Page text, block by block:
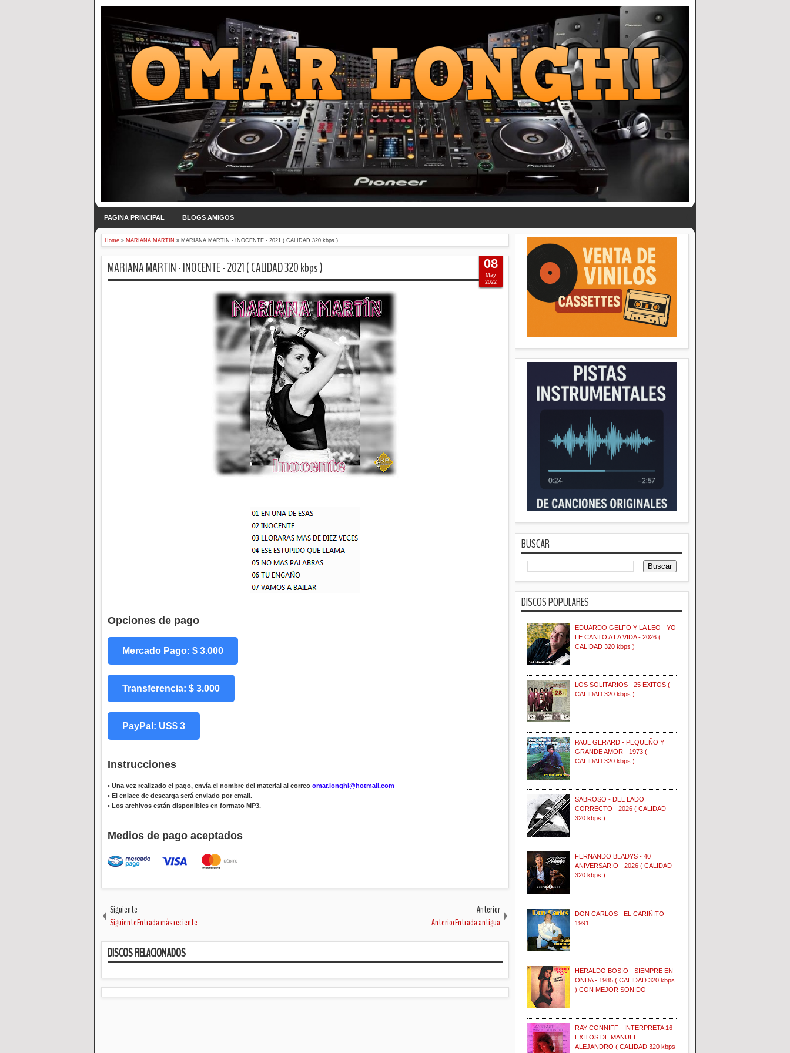
PAGINA PRINCIPAL BLOGS AMIGOS
Home » MARIANA MARTIN » MARIANA MARTIN - INOCENTE - 2021 ( CALIDAD 320 kbps )
MARIANA MARTIN - INOCENTE - 2021 ( CALIDAD 320 kbps )
Opciones de pago
Mercado Pago: $ 3.000
Transferencia: $ 3.000
PayPal: US$ 3
Instrucciones
• Una vez realizado el pago, envía el nombre del material al correo omar.longhi@hotmail.com
• El enlace de descarga será enviado por email.
• Los archivos están disponibles en formato MP3.
Medios de pago aceptados
08
May
2022
Siguiente
SiguienteEntrada más reciente
Anterior
AnteriorEntrada antigua
DISCOS RELACIONADOS
BUSCAR
DISCOS POPULARES
EDUARDO GELFO Y LA LEO - YO
LE CANTO A LA VIDA - 2026 (
CALIDAD 320 kbps )
LOS SOLITARIOS - 25 EXITOS (
CALIDAD 320 kbps )
PAUL GERARD - PEQUEÑO Y
GRANDE AMOR - 1973 (
CALIDAD 320 kbps )
SABROSO - DEL LADO
CORRECTO - 2026 ( CALIDAD
320 kbps )
FERNANDO BLADYS - 40
ANIVERSARIO - 2026 ( CALIDAD
320 kbps )
DON CARLOS - EL CARIÑITO -
1991
HERALDO BOSIO - SIEMPRE EN
ONDA - 1985 ( CALIDAD 320 kbps
) CON MEJOR SONIDO
RAY CONNIFF - INTERPRETA 16
EXITOS DE MANUEL
ALEJANDRO ( CALIDAD 320 kbps